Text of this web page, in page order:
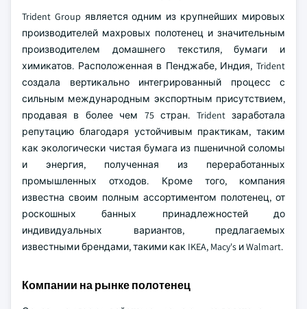
Trident Group является одним из крупнейших мировых
производителей махровых полотенец и значительным
производителем домашнего текстиля, бумаги и
химикатов. Расположенная в Пенджабе, Индия, Trident
создала вертикально интегрированный процесс с
сильным международным экспортным присутствием,
продавая в более чем 75 стран. Trident заработала
репутацию благодаря устойчивым практикам, таким
как экологически чистая бумага из пшеничной соломы
и энергия, полученная из переработанных
промышленных отходов. Кроме того, компания
известна своим полным ассортиментом полотенец, от
роскошных банных принадлежностей до
индивидуальных вариантов, предлагаемых
известными брендами, такими как IKEA, Macy's и Walmart.
Компании на рынке полотенец